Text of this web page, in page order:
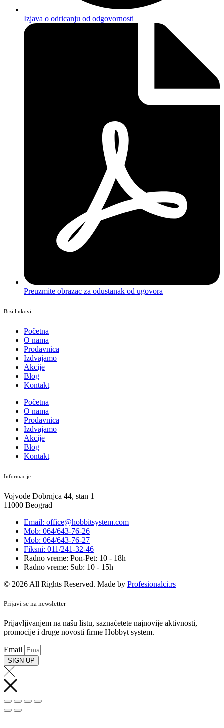
Izjava o odricanju od odgovornosti
Preuzmite obrazac za odustanak od ugovora
Brzi linkovi
Početna
O nama
Prodavnica
Izdvajamo
Akcije
Blog
Kontakt
Početna
O nama
Prodavnica
Izdvajamo
Akcije
Blog
Kontakt
Informacije
Vojvode Dobrnjca 44, stan 1
11000 Beograd
Email: office@hobbitsystem.com
Mob: 064/643-76-26
Mob: 064/643-76-27
Fiksni: 011/241-32-46
Radno vreme: Pon-Pet: 10 - 18h
Radno vreme: Sub: 10 - 15h
© 2026 All Rights Reserved. Made by Profesionalci.rs
Prijavi se na newsletter
Prijavljivanjem na našu listu, saznaćetete najnovije aktivnosti,
promocije i druge novosti firme Hobbyt system.
Email
SIGN UP